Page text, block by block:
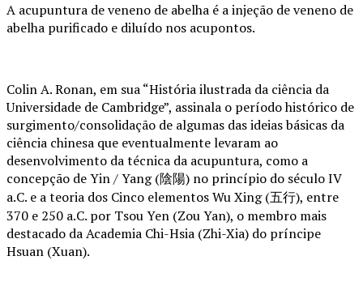
A acupuntura de veneno de abelha é a injeção de veneno de
abelha purificado e diluído nos acupontos.
Colin A. Ronan, em sua “História ilustrada da ciência da
Universidade de Cambridge”, assinala o período histórico de
surgimento/consolidação de algumas das ideias básicas da
ciência chinesa que eventualmente levaram ao
desenvolvimento da técnica da acupuntura, como a
concepção de Yin / Yang (陰陽) no princípio do século IV
a.C. e a teoria dos Cinco elementos Wu Xing (五行), entre
370 e 250 a.C. por Tsou Yen (Zou Yan), o membro mais
destacado da Academia Chi-Hsia (Zhi-Xia) do príncipe
Hsuan (Xuan).